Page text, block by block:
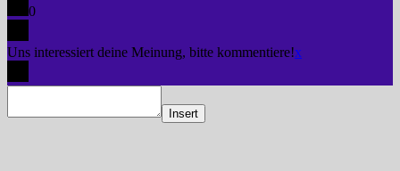
0
Uns interessiert deine Meinung, bitte kommentiere!x
Insert